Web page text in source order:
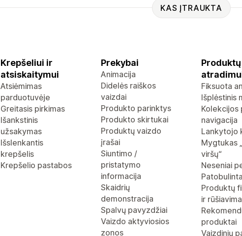
KAS ĮTRAUKTA
Krepšeliui ir
atsiskaitymui
Atsiėmimas
parduotuvėje
Greitasis pirkimas
Išankstinis
užsakymas
Išslenkantis
krepšelis
Krepšelio pastabos
Prekybai
Animacija
Didelės raiškos
vaizdai
Produkto parinktys
Produkto skirtukai
Produktų vaizdo
įrašai
Siuntimo /
pristatymo
informacija
Skaidrių
demonstracija
Spalvų pavyzdžiai
Vaizdo aktyviosios
zonos
Produktų
Fiksuota
Išplėstinis
Kolekcijos
navigacija
Lankytojo
Mygtukas
viršų“
Neseniai
Produktų
ir
produktai
Vaizdinių